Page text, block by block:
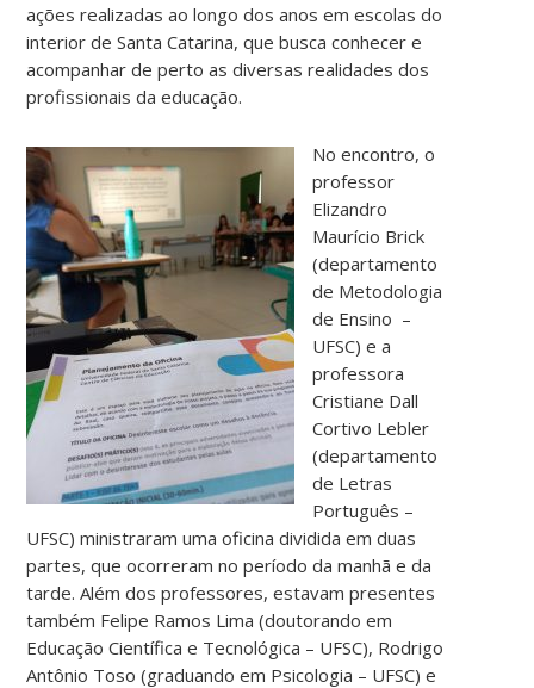
ações realizadas ao longo dos anos em escolas do
interior de Santa Catarina, que busca conhecer e
acompanhar de perto as diversas realidades dos
profissionais da educação.
Noencontro, o
professor
Elizandro
Maurício Brick
(departamento
de Metodologia
de Ensino –
UFSC) e a
professora
Cristiane Dall
Cortivo Lebler
(departamento
de Letras
Português –
UFSC) ministraram uma oficina dividida em duas
partes, que ocorreram no período da manhã e da
tarde. Além dos professores, estavam presentes
também Felipe Ramos Lima (doutorando em
Educação Científica e Tecnológica – UFSC), Rodrigo
Antônio Toso (graduando em Psicologia – UFSC) e